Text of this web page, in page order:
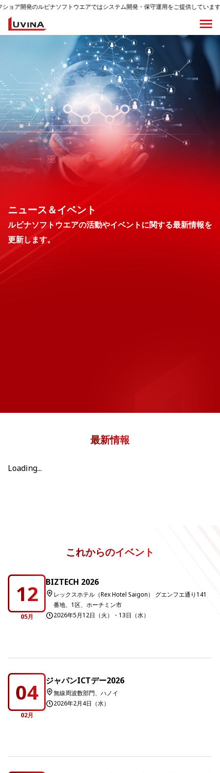
ナソフトウエアではシステム開発・保守運用をご提供しています。
ニュース＆イベント
ルビナソフトウエアの活動やイベントに関する最新情報を
更新します。
最新情報
Loading...
これからのイベント
12
05月
BIZTECH 2026
レックスホテル（Rex Hotel Saigon） グエンフエ通り141
番地、1区、ホーチミン市
2026年5月12日（火）・13日（水）
04
02月
ジャパンICTデー2026
無線周波数部門、ハノイ
2026年2月4日（水）